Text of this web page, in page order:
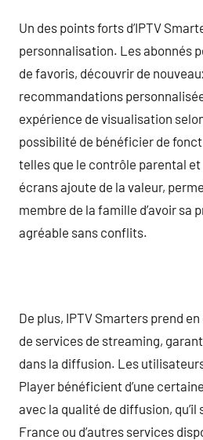
Un des points forts d’IPTV
personnalisation. Les abonnés
de favoris, découvrir de
recommandations
expérience de visualisation
possibilité de bénéficier de
telles que le contrôle parental
écrans ajoute de la valeur,
membre de la famille d’avoir sa
agréable sans conflits.
De plus, IPTV Smarters prend
de services de streaming,
dans la diffusion. Les
Player bénéficient d’une
avec la qualité de diffusion, qu’il
France ou d’autres services